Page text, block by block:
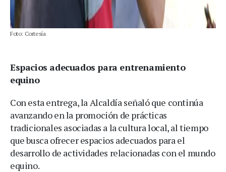
Foto: Cortesía
Espacios adecuados para entrenamiento
equino
Con esta entrega, la Alcaldía señaló que continúa
avanzando en la promoción de prácticas
tradicionales asociadas a la cultura local, al tiempo
que busca ofrecer espacios adecuados para el
desarrollo de actividades relacionadas con el mundo
equino.